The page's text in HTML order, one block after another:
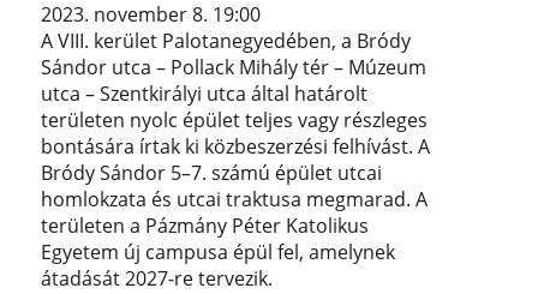
2023. november 8. 19:00
A VIII. kerület Palotanegyedében, a Bródy
Sándor utca – Pollack Mihály tér – Múzeum
utca – Szentkirályi utca által határolt
területen nyolc épület teljes vagy részleges
bontására írtak ki közbeszerzési felhívást. A
Bródy Sándor 5–7. számú épület utcai
homlokzata és utcai traktusa megmarad. A
területen a Pázmány Péter Katolikus
Egyetem új campusa épül fel, amelynek
átadását 2027-re tervezik.